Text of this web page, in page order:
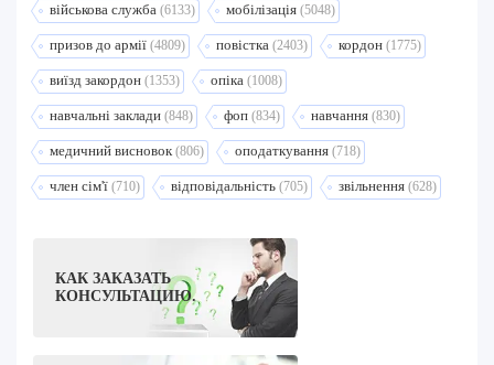
військова служба (6133) мобілізація (5048)
призов до армії (4809) повістка (2403) кордон (1775)
виїзд закордон (1353) опіка (1008)
навчальні заклади (848) фоп (834) навчання (830)
медичний висновок(806) оподаткування (718)
член сім'ї (710) відповідальність (705) звільнення (628)
КАК ЗАКАЗАТЬ
КОНСУЛЬТАЦИЮ.